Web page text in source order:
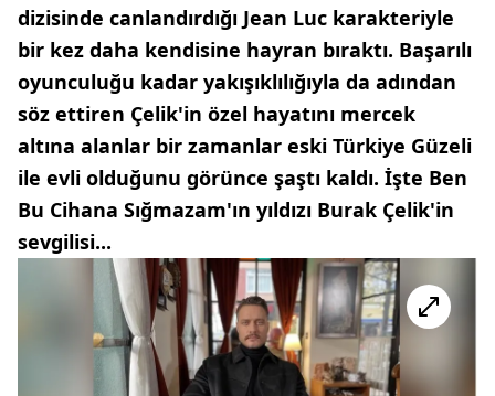
dizisinde canlandırdığı Jean Luc karakteriyle
bir kez daha kendisine hayran bıraktı. Başarılı
oyunculuğu kadar yakışıklılığıyla da adından
söz ettiren Çelik'in özel hayatını mercek
altına alanlar bir zamanlar eski Türkiye Güzeli
ile evli olduğunu görünce şaştı kaldı. İşte Ben
Bu Cihana Sığmazam'ın yıldızı Burak Çelik'in
sevgilisi...